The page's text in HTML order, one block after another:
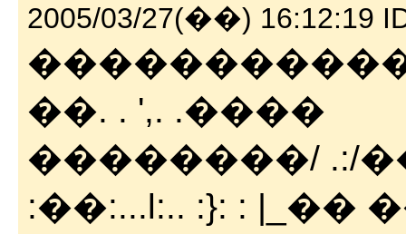
2005/03/27(��) 16:12:19
��. . ',. .����
��������/ .:/
:��:...l:.. :}: : |_��